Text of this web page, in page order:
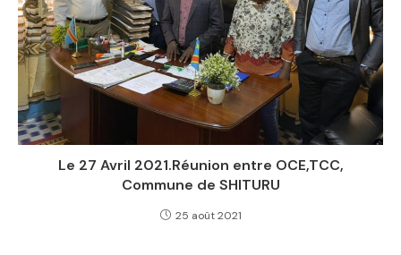
Le 27 Avril 2021.Réunion entre OCE,TCC,
Commune de SHITURU
25 août 2021